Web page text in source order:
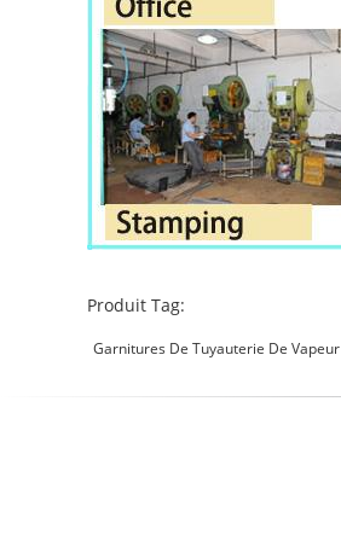
Produit Tag:
Garnitures De Tuyauterie De Vapeur